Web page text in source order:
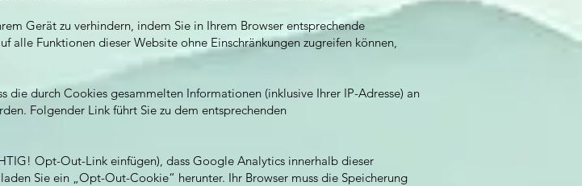
Gerät zu verhindern, indem Sie in Ihrem Browser entsprechende
alle Funktionen dieser Website ohne Einschränkungen zugreifen können,
die durch Cookies gesammelten Informationen (inklusive Ihrer IP-Adresse) an
Folgender Link führt Sie zu dem entsprechenden
Opt-Out-Link einfügen), dass Google Analytics innerhalb dieser
Sie ein „Opt-Out-Cookie“ herunter. Ihr Browser muss die Speicherung